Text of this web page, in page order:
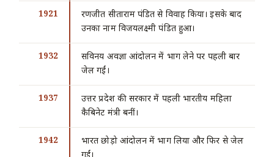
1921
रणजीत सीताराम पंडित से विवाह किया। इसके बाद
उनका नाम विजयलक्ष्मी पंडित हुआ।
1932
सविनय अवज्ञा आंदोलन में भाग लेने पर पहली बार
जेल गईं।
1937
उत्तर प्रदेश की सरकार में पहली भारतीय महिला
कैबिनेट मंत्री बनीं।
1942
भारत छोड़ो आंदोलन में भाग लिया और फिर से जेल